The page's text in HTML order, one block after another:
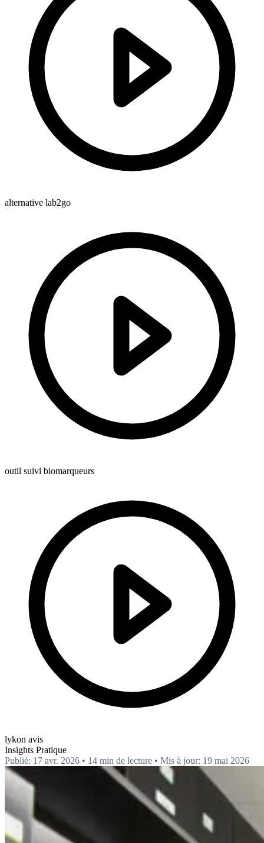
alternative lab2go
outil suivi biomarqueurs
lykon avis
Insights Pratique
Publié: 17 avr. 2026 • 14 min de lecture • Mis à jour: 19 mai 2026